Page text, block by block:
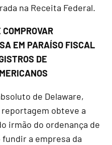
na Receita Federal.
EM PARAÍSO FISCAL
DE
de Delaware,
obteve a
irmão do ordenança de
a empresa da